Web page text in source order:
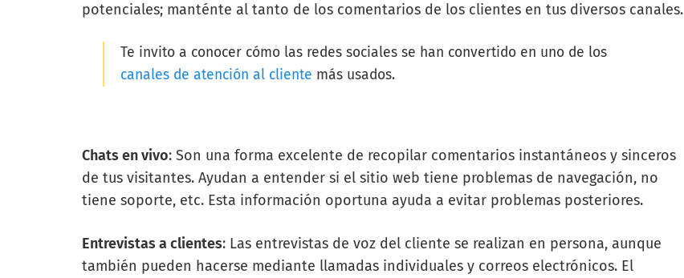
potenciales; manténte al tanto de los comentarios de los clientes en tus diversos canales.
Te invito a conocer cómo las redes sociales se han convertido en uno de los
canales de atención al cliente más usados.
Chats en vivo: Son una forma excelente de recopilar comentarios instantáneos y sinceros
de tus visitantes. Ayudan a entender si el sitio web tiene problemas de navegación, no
tiene soporte, etc. Esta información oportuna ayuda a evitar problemas posteriores.
Entrevistas a clientes: Las entrevistas de voz del cliente se realizan en persona, aunque
también pueden hacerse mediante llamadas individuales y correos electrónicos. El